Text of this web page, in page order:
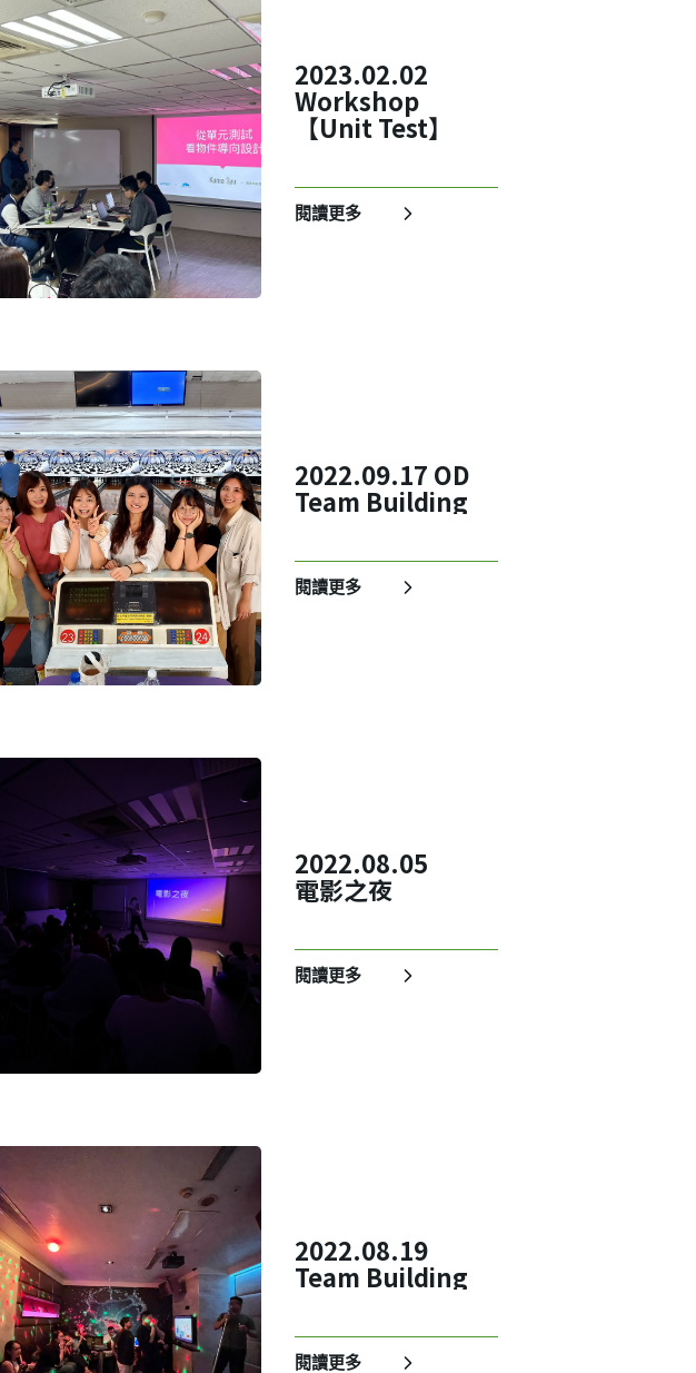
2023.02.02
Workshop
【Unit Test】
閱讀更多
2022.09.17 OD
Team Building
閱讀更多
2022.08.05
電影之夜
閱讀更多
2022.08.19
Team Building
閱讀更多
✕
建立專屬帳號
只要再完成幾個步驟，即可完成帳號的註冊程序，
我 要 註 冊